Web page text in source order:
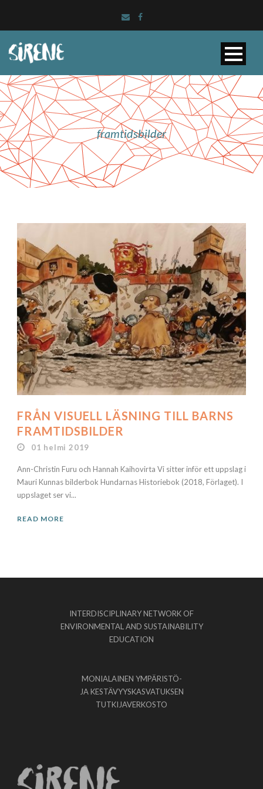
framtidsbilder
FRÅN VISUELL LÄSNING TILL BARNS
FRAMTIDSBILDER
01 helmi 2019
Ann-Christin Furu och Hannah Kaihovirta Vi sitter inför ett uppslag i
Mauri Kunnas bilderbok Hundarnas Historiebok (2018, Förlaget). I
uppslaget ser vi...
READ MORE
INTERDISCIPLINARY NETWORK OF
ENVIRONMENTAL AND SUSTAINABILITY
EDUCATION
MONIALAINEN YMPÄRISTÖ-
JA KESTÄVYYSKASVATUKSEN
TUTKIJAVERKOSTO